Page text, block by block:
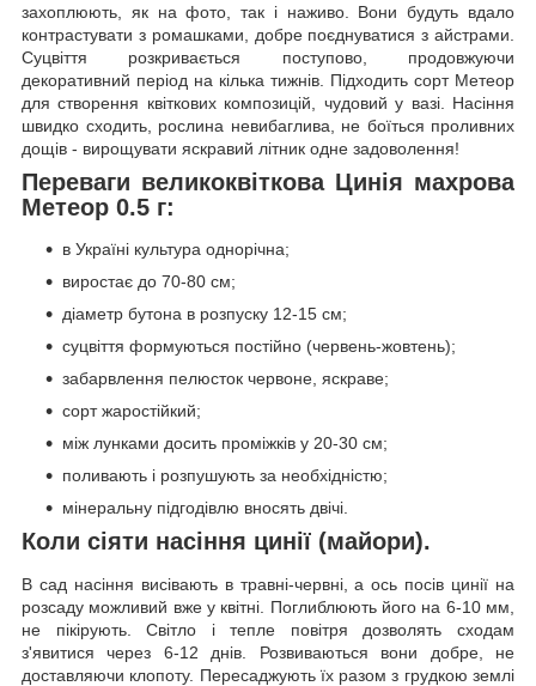
захоплюють, як на фото, так і наживо. Вони будуть вдало
контрастувати з ромашками, добре поєднуватися з айстрами.
Суцвіття розкривається поступово, продовжуючи
декоративний період на кілька тижнів. Підходить сорт Метеор
для створення квіткових композицій, чудовий у вазі. Насіння
швидко сходить, рослина невибаглива, не боїться проливних
дощів - вирощувати яскравий літник одне задоволення!
Переваги великоквіткова Цинія махрова
Метеор 0.5 г:
в Україні культура однорічна;
виростає до 70-80 см;
діаметр бутона в розпуску 12-15 см;
суцвіття формуються постійно (червень-жовтень);
забарвлення пелюсток червоне, яскраве;
сорт жаростійкий;
між лунками досить проміжків у 20-30 см;
поливають і розпушують за необхідністю;
мінеральну підгодівлю вносять двічі.
Коли сіяти насіння цинії (майори).
В сад насіння висівають в травні-червні, а ось посів цинії на
розсаду можливий вже у квітні. Поглиблюють його на 6-10 мм,
не пікірують. Світло і тепле повітря дозволять сходам
з'явитися через 6-12 днів. Розвиваються вони добре, не
доставляючи клопоту. Пересаджують їх разом з грудкою землі